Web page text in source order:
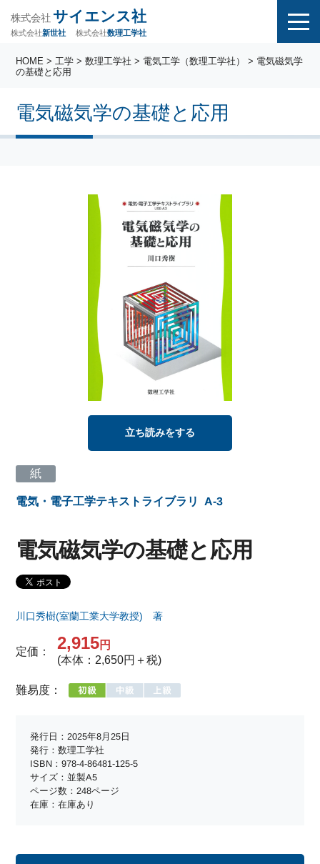
株式会社 サイエンス社
株式会社新世社 株式会社数理工学社
電気磁気学の基礎と応用
HOME >工学 >数理工学社 > 電気工学（数理工学社）
> 電気磁気学
の基礎と応用
立ち読みをする
紙
電気・電子工学テキストライブラリ A-3
電気磁気学の基礎と応用
川口秀樹(室蘭工業大学教授) 著
定価： 2,915円
(本体：2,650円＋税)
難易度：
発行日：2025年8月25日
発行：数理工学社
ISBN：978-4-86481-125-5
サイズ：並製A5
ページ数：248ページ
在庫：在庫あり